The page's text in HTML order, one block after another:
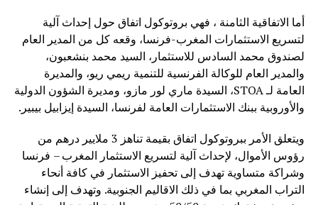
أما الاتفاقية الثامنة ، فهي بروتوكول اتفاق حول إحداث آلية
لتسريع الاستثمارات المغرب-فرنسا، وقعه كل من المدير العام
لصندوق محمد السادس للاستثمار، السيد محمد بنشعبون،
والمدير العام للوكالة الفرنسية للتنمية ريمي ريو، والمديرة
العامة لـ STOA، السيدة ماري لور مازو، ومديرة الشؤون الدولية
والأوروبية ببنك الاستثمارات العامة لفرنسا، السيدة إيزابيل بيبير.
ويتعلق الأمر ببروتوكول اتفاق بقيمة تناهز 3 ملايير درهم من
رؤوس الأموال، لإحداث آلية لتسريع الاستثمار المغرب – فرنسا
وشراكة متساوية تهدف إلى تحفيز الاستثمار في كافة أنحاء
التراب المغربي بما في ذلك الاقاليم الجنوبية. وتهدف إلى إنشاء